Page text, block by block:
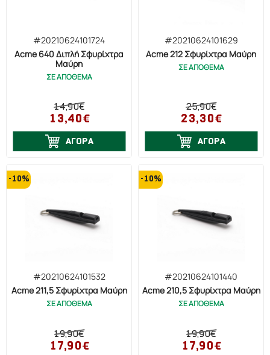
#20210624101724
Acme 640 Διπλή Σφυρίχτρα
Μαύρη
ΣΕ ΑΠΟΘΕΜΑ
14,90€
13,40€
ΑΓΟΡΑ
#20210624101629
Acme 212 Σφυρίχτρα Μαύρη
ΣΕ ΑΠΟΘΕΜΑ
25,90€
23,30€
ΑΓΟΡΑ
#20210624101532
Acme 211,5 Σφυρίχτρα Μαύρη
ΣΕ ΑΠΟΘΕΜΑ
19,90€
17,90€
-10%
#20210624101440
Acme 210,5 Σφυρίχτρα Μαύρη
ΣΕ ΑΠΟΘΕΜΑ
19,90€
17,90€
-10%